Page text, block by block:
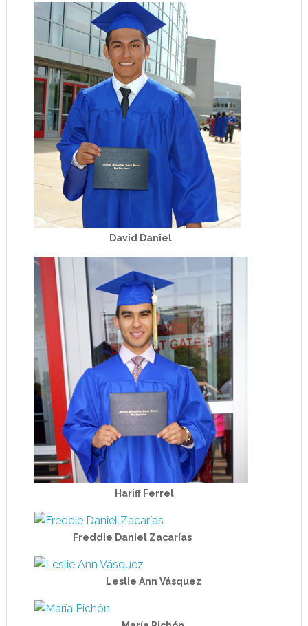
David Daniel
Hariff Ferrel
Freddie Daniel Zacarías
Leslie Ann Vásquez